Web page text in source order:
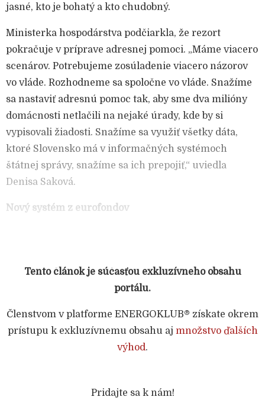
jasné, kto je bohatý a kto chudobný.
Ministerka hospodárstva podčiarkla, že rezort
pokračuje v príprave adresnej pomoci. „Máme viacero
scenárov. Potrebujeme zosúladenie viacero názorov
vo vláde. Rozhodneme sa spoločne vo vláde. Snažíme
sa nastaviť adresnú pomoc tak, aby sme dva milióny
domácnosti netlačili na nejaké úrady, kde by si
vypisovali žiadosti. Snažíme sa využiť všetky dáta,
ktoré Slovensko má v informačných systémoch
štátnej správy, snažíme sa ich prepojiť,“ uviedla
Denisa Saková.
Nový systém z eurofondov
Tento článok je súčasťou exkluzívneho obsahu
portálu.
Členstvom v platforme ENERGOKLUB® získate okrem
prístupu k exkluzívnemu obsahu aj množstvo ďalších
výhod.
Pridajte sa k nám!